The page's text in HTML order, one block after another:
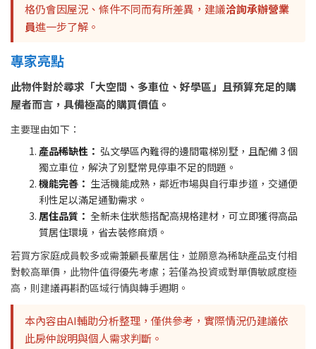
格仍會因屋況、條件不同而有所差異，建議洽詢承辦營業
員進一步了解。
專家亮點
此物件對於尋求「大空間、多車位、好學區」且預算充足的購
屋者而言，具備極高的購買價值。
主要理由如下：
產品稀缺性： 弘文學區內難得的邊間電梯別墅，且配備 3 個
獨立車位，解決了別墅常見停車不足的問題。
機能完善： 生活機能成熟，鄰近市場與自行車步道，交通便
利性足以滿足通勤需求。
居住品質： 全新未住狀態搭配高規格建材，可立即獲得高品
質居住環境，省去裝修麻煩。
若買方家庭成員較多或需兼顧長輩居住，並願意為稀缺產品支付相
對較高單價，此物件值得優先考慮；若僅為投資或對單價敏感度極
高，則建議再斟酌區域行情與轉手週期。
本內容由AI輔助分析整理，僅供參考，實際情況仍建議依
此房仲說明與個人需求判斷。